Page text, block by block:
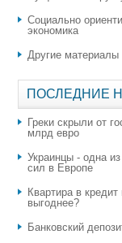
Социально
экономика
Другие материалы
ПОСЛЕДНИЕ
Греки скрыли от
млрд евро
Украинцы - одна
сил в Европе
Квартира в
выгоднее?
​Банковский